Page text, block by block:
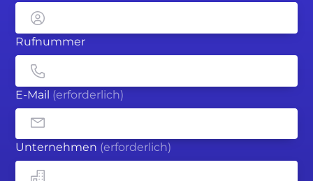
Rufnummer
E-Mail (erforderlich)
Unternehmen (erforderlich)